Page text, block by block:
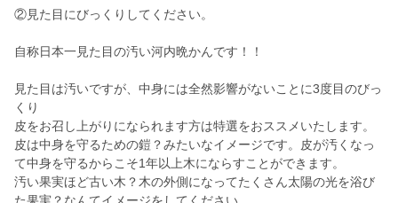
②見た目にびっくりしてください。
自称日本一見た目の汚い河内晩かんです！！
見た目は汚いですが、中身には全然影響がないことに3度目のびっ
くり
皮をお召し上がりになられます方は特選をおススメいたします。
皮は中身を守るための鎧？みたいなイメージです。皮が汚くなっ
て中身を守るからこそ1年以上木にならすことができます。
汚い果実ほど古い木？木の外側になってたくさん太陽の光を浴び